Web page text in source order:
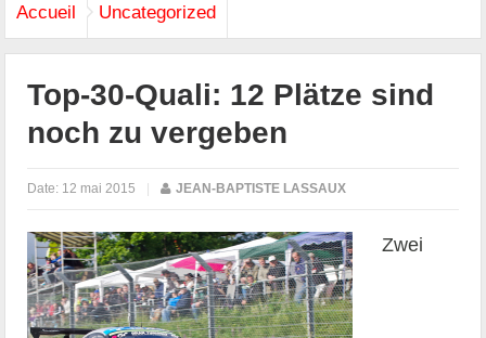
Accueil Uncategorized
Top-30-Quali: 12 Plätze sind
noch zu vergeben
Date: 12 mai 2015 | JEAN-BAPTISTE LASSAUX
Zwei